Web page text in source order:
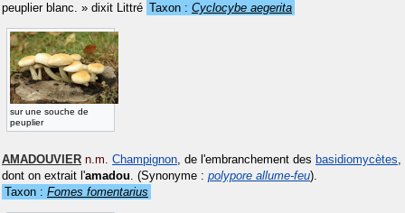
peuplier blanc. » dixit Littré Taxon : Cyclocybe aegerita
sur une souche de
peuplier
AMADOUVIER n.m. Champignon, de l'embranchement des basidiomycètes,
dont on extrait l'amadou. (Synonyme : polypore allume-feu).
Taxon : Fomes fomentarius